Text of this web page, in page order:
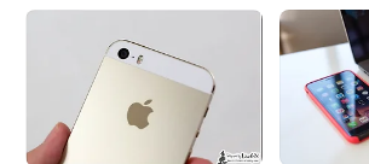
일에 광안리 해수욕장 특설무대에서 즐길 수 있다고 하는
데요. 이번 부산 콘서트 역시도 라인업이 화려하네요. '샤이
니' 를 비롯하여 '걸스데이, DJ DOC, 에일리, 김태우, 컬투
(MC)' 가 출연..